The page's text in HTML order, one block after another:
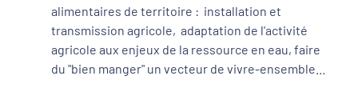
alimentaires de territoire : installation et
transmission agricole, adaptation de l'activité
agricole aux enjeux de la ressource en eau, faire
du "bien manger" un vecteur de vivre-ensemble...